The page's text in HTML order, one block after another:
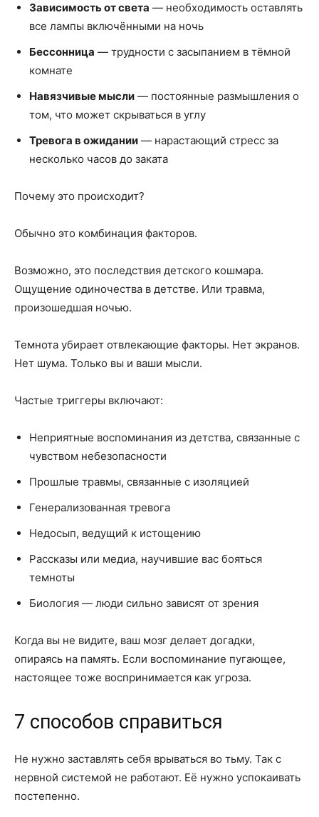
Зависимость от света — необходимость оставлять
все лампы включёнными на ночь
Бессонница — трудности с засыпанием в тёмной
комнате
Навязчивые мысли — постоянные размышления о
том, что может скрываться в углу
Тревога в ожидании — нарастающий стресс за
несколько часов до заката
Почему это происходит?
Обычно это комбинация факторов.
Возможно, это последствия детского кошмара.
Ощущение одиночества в детстве. Или травма,
произошедшая ночью.
Темнота убирает отвлекающие факторы. Нет экранов.
Нет шума. Только вы и ваши мысли.
Частые триггеры включают:
Неприятные воспоминания из детства, связанные с
чувством небезопасности
Прошлые травмы, связанные с изоляцией
Генерализованная тревога
Недосып, ведущий к истощению
Рассказы или медиа, научившие вас бояться
темноты
Биология — люди сильно зависят от зрения
Когда вы не видите, ваш мозг делает догадки,
опираясь на память. Если воспоминание пугающее,
настоящее тоже воспринимается как угроза.
7 способов справиться
Не нужно заставлять себя врываться во тьму. Так с
нервной системой не работают. Её нужно успокаивать
постепенно.